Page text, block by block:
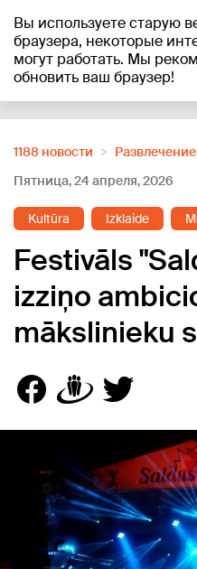
Вы используете старую
браузера, некоторые
могут работать. Мы
обновить ваш браузер!
+12°C
1188 новости
Развлечение
Пятница, 24 апреля, 2026
Kultūra Izklaide
Festivāls
izziņo
mākslinieku